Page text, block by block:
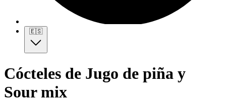
🇪🇸
Cócteles de Jugo de piña y
Sour mix